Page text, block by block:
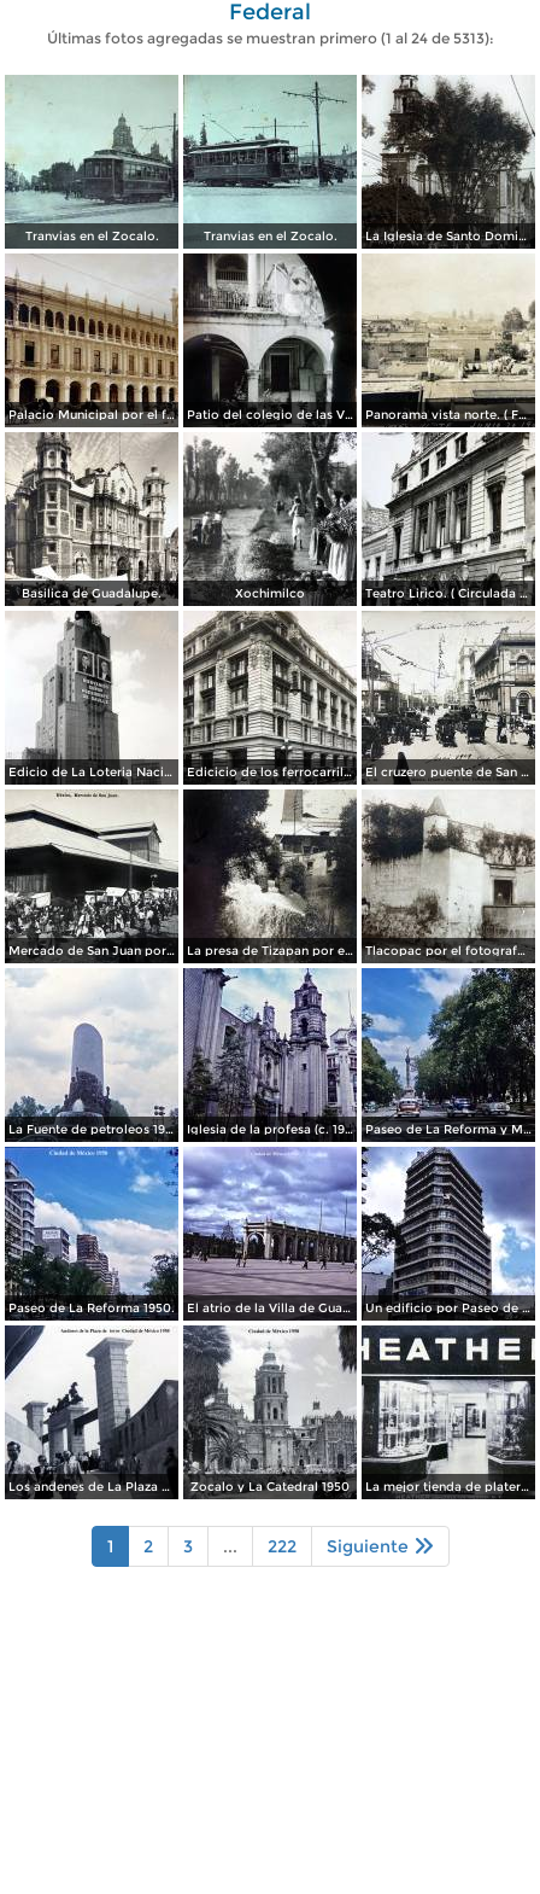
Federal
Últimas fotos agregadas se muestran primero (1 al 24 de 5313):
Tranvias en el Zocalo. Tranvias en el Zocalo. La Iglesia de Santo Domingo.
Palacio Municipal por el fotografo Hugo Brehme.. Patio del colegio de las Vizcainas por el fotografo Hugo Brehme. Panorama vista norte. ( Fechada el 20 de Junio de 1905 ).
Basilica de Guadalupe. Xochimilco Teatro Lirico. ( Circulada el 1 de Agosto de 1926 ).
Edicio de La Loteria Nacional Ciudad de México Abril de 1964 Edicicio de los ferrocarriles. El cruzero puente de San Francisco y Guardiola por el fotografo Felix Miret.
Mercado de San Juan por el fotografo Felix Miret La presa de Tizapan por el fotografo Fernando Kososky. ( Circulada el 22 de Diembre de 1910 ). Tlacopac por el fotografo Hugo Brehme.
La Fuente de petroleos 1950. Iglesia de la profesa (c. 1950) Paseo de La Reforma y Mto a La Independencia 1950
Paseo de La Reforma 1950. El atrio de la Villa de Guadalupe 1950. Un edificio por Paseo de La Reforma 1950
Los andenes de La Plaza de toros Ciudad de México 1950 Zocalo y La Catedral 1950 La mejor tienda de plateria.
1 2 3 ... 222 Siguiente